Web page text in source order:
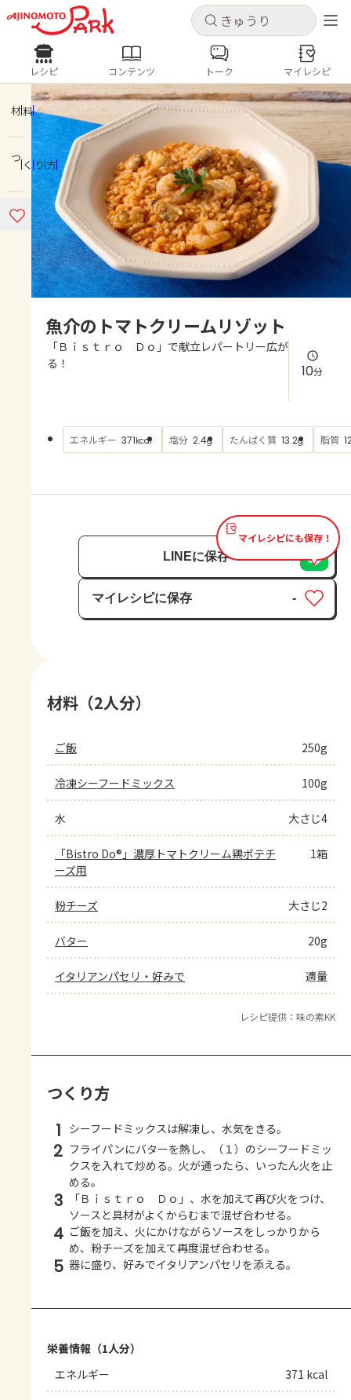
キャンセル
ログインするとレシピを保存できます
ログイン 新規登録
ホーム
コンテンツ
レシピ
よくあるお問い合わせ
AJINOMOTO PARK とは
キャンセル
レシピ コンテンツ
人気の食材・レシピ
きゅうり なす トマト
とうもろこし
ピーマン
みょうが ゴーヤ
レシピ コンテンツ トーク マイレシピ
材料
つくり方
魚介のトマトクリームリゾット
「Ｂｉｓｔｒｏ Ｄｏ」で献立レパートリー広が
る！
10分
エネルギー 371kcal 塩分 2.4g たんぱく質 13.2g 脂質
マイレシピにも保存！
LINEに保存
マイレシピに保存
保存済み
-
材料（2人分）
ご飯 250g
冷凍シーフードミックス 100g
水 大さじ4
「Bistro Do®」濃厚トマトクリーム鶏ポテチ
ーズ用
1箱
粉チーズ 大さじ2
バター 20g
イタリアンパセリ・好みで 適量
レシピ提供：味の素KK
つくり方
1 シーフードミックスは解凍し、水気をきる。
2 フライパンにバターを熱し、（１）のシーフードミッ
クスを入れて炒める。火が通ったら、いったん火を止
める。
3
「Ｂｉｓｔｒｏ Ｄｏ」、水を加えて再び火をつけ、
ソースと具材がよくからむまで混ぜ合わせる。
4 ご飯を加え、火にかけながらソースをしっかりから
め、粉チーズを加えて再度混ぜ合わせる。
5 器に盛り、好みでイタリアンパセリを添える。
栄養情報（1人分）
エネルギー
371 kcal